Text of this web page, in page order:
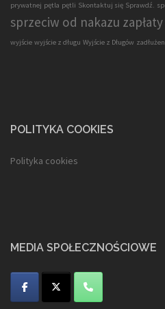
prywatnej pętla pętli Skontaktuj się Sprawdź.
sprzeciw od nakazu zapłaty
wyjście wyjście z długu Wyjście z Długów
POLITYKA COOKIES
Polityka cookies
MEDIA SPOŁECZNOŚCIOWE